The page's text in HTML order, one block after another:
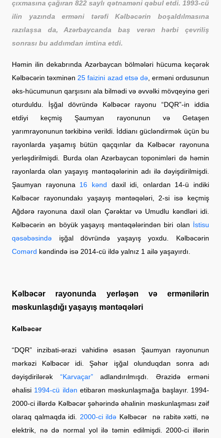
çıxmasına çağıran822 saylı qətnaməni qəbul etdi. 1993-cü
ilin yazında erməni tərəfi Kəlbəcərin boşaldılmasına
razılaşsa da, Azərbaycanda baş verən hərbi çevriliş
sonrası bu addımdan imtina etdi.
Həmin ilin dekabrında Azərbaycan bölmələri hücuma keçərək
Kəlbəcərin təxminən 25 faizini azad etsə də, erməni ordusunun
əks-hücumunun qarşısını ala bilmədi və əvvəlki mövqeyinə geri
oturduldu. İşğal dövründə Kəlbəcər rayonu “DQR”-in iddia
etdiyi keçmiş Şaumyan rayonunun və Getaşen
yarımrayonunun tərkibinə verildi. İddianı gücləndirmək üçün bu
rayonlarda yaşamış bütün qaçqınlar da Kəlbəcər rayonuna
yerləşdirilmişdi. Burda olan Azərbaycan toponimləri də həmin
rayonlarda olan yaşayış məntəqələrinin adı ilə dəyişdirilmişdi.
Şaumyan rayonuna 16 kənd daxil idi, onlardan 14-ü indiki
Kəlbəcər rayonundakı yaşayış məntəqələri, 2-si isə keçmiş
Ağdərə rayonuna daxil olan Çərəktar və Umudlu kəndləri idi.
Kəlbəcərin ən böyük yaşayış məntəqələrindən biri olan İstisu
qəsəbəsində işğal dövründə yaşayış yoxdu. Kəlbəcərin
Comərd kəndində isə 2014-cü ildə yalnız 1 ailə yaşayırdı.
Kəlbəcər rayonunda yerləşən və ermənilərin
məskunlaşdığı yaşayış məntəqələri
Kəlbəcər
“DQR” inzibati-ərazi vahidinə əsasən Şaumyan rayonunun
mərkəzi Kəlbəcər idi. Şəhər işğal olunduqdan sonra adı
dəyişdirilərək “Karvaçar”adlandırılmışdı. Ərazidə erməni
əhalisi 1994-cü ildən etibarən məskunlaşmağa başlayır. 1994-
2000-ci illərdə Kəlbəcər şəhərində əhalinin məskunlaşması zəif
olaraq qalmaqda idi. 2000-ci ildə Kəlbəcər nə rabitə xətti, nə
elektrik, nə də normal yol ilə təmin edilmişdi. 2000-ci illərin